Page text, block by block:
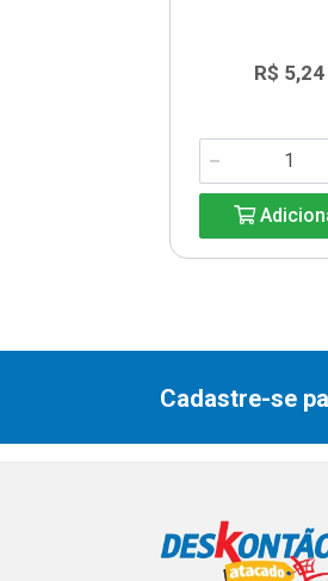
R$ 5,24
Cadastre-se